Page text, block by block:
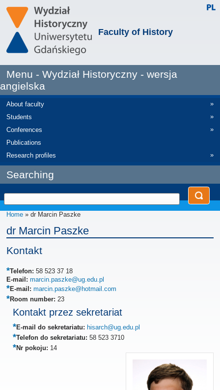
Faculty of History
Menu - Wydział Historyczny - wersja
angielska
About faculty
»
Students
»
Conferences
»
Publications
Research profiles
»
Searching
Home » dr Marcin Paszke
dr Marcin Paszke
Kontakt
Telefon: 58 523 37 18
E-mail: marcin.paszke@ug.edu.pl
E-mail: marcin.paszke@hotmail.com
Room number: 23
Kontakt przez sekretariat
E-mail do sekretariatu: hisarch@ug.edu.pl
Telefon do sekretariatu: 58 523 3710
Nr pokoju: 14